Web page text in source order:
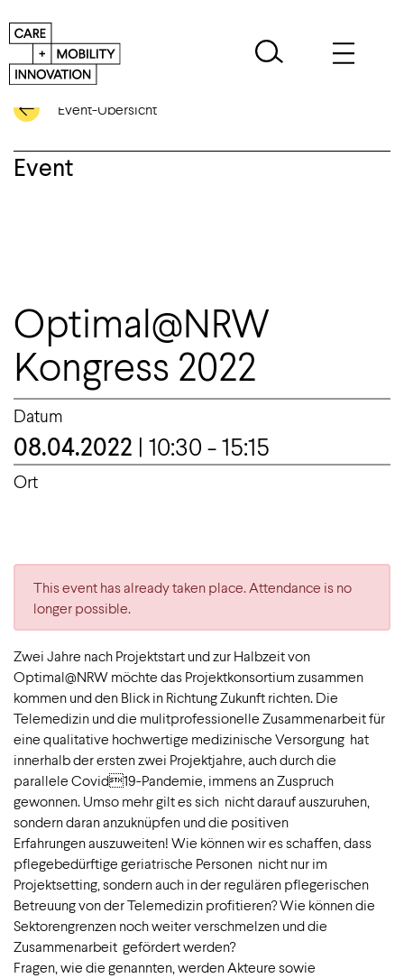
Event-Übersicht
Event
Optimal@NRW
Kongress 2022
Datum
08.04.2022 | 10:30 - 15:15
Ort
This event has already taken place. Attendance is no
longer possible.
Zwei Jahre nach Projektstart und zur Halbzeit von
Optimal@NRW möchte das Projektkonsortium zusammen
kommen und den Blick in Richtung Zukunft richten. Die
Telemedizin und die mulitprofessionelle Zusammenarbeit für
eine qualitative hochwertige medizinische Versorgung hat
innerhalb der ersten zwei Projektjahre, auch durch die
parallele Covid19-Pandemie, immens an Zuspruch
gewonnen. Umso mehr gilt es sich nicht darauf auszuruhen,
sondern daran anzuknüpfen und die positiven
Erfahrungen auszuweiten! Wie können wir es schaffen, dass
pflegebedürftige geriatrische Personen nicht nur im
Projektsetting, sondern auch in der regulären pflegerischen
Betreuung von der Telemedizin profitieren? Wie können die
Sektorengrenzen noch weiter verschmelzen und die
Zusammenarbeit gefördert werden?
Fragen, wie die genannten, werden Akteure sowie